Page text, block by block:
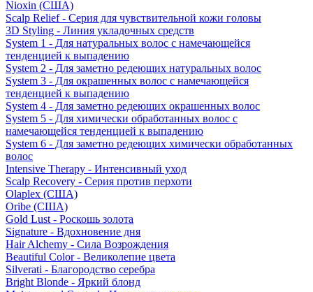
Nioxin (США)
Scalp Relief - Серия для чувствительной кожи головы
3D Styling - Линия укладочных средств
System 1 - Для натуральных волос с намечающейся
тенденцией к выпадению
System 2 - Для заметно редеющих натуральных волос
System 3 - Для окрашенных волос с намечающейся
тенденцией к выпадению
System 4 - Для заметно редеющих окрашенных волос
System 5 - Для химически обработанных волос с
намечающейся тенденцией к выпадению
System 6 - Для заметно редеющих химически обработанных
волос
Intensive Therapy - Интенсивный уход
Scalp Recovery - Серия против перхоти
Olaplex (США)
Oribe (США)
Gold Lust - Роскошь золота
Signature - Вдохновение дня
Hair Alchemy - Сила Возрождения
Beautiful Color - Великолепие цвета
Silverati - Благородство серебра
Bright Blonde - Яркий блонд